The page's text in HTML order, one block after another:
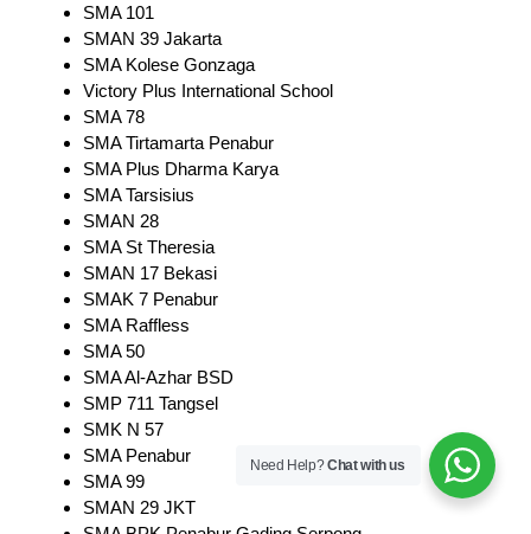
SMA 101
SMAN 39 Jakarta
SMA Kolese Gonzaga
Victory Plus International School
SMA 78
SMA Tirtamarta Penabur
SMA Plus Dharma Karya
SMA Tarsisius
SMAN 28
SMA St Theresia
SMAN 17 Bekasi
SMAK 7 Penabur
SMA Raffless
SMA 50
SMA Al-Azhar BSD
SMP 711 Tangsel
SMK N 57
SMA Penabur
SMA 99
SMAN 29 JKT
Need Help?Chat with us